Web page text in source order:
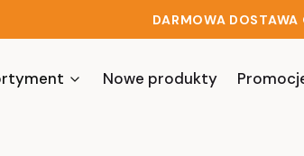
DARMOWA
Nowe produkty